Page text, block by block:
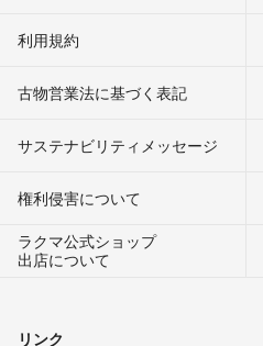
利用規約
古物営業法に基づく表記
サステナビリティメッセージ
権利侵害について
ラクマ公式ショップ
出店について
リンク